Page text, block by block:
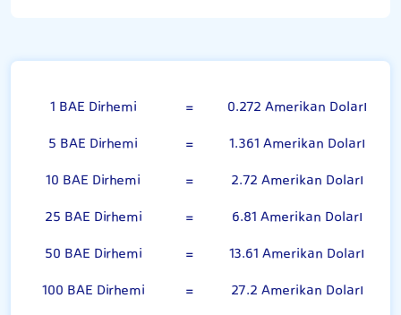
1 BAE Dirhemi =
0.272 Amerikan Doları
5 BAE Dirhemi
=
1.361 Amerikan Doları
10 BAE Dirhemi
=
2.72 Amerikan Doları
25 BAE Dirhemi
=
6.81 Amerikan Doları
50 BAE Dirhemi
=
13.61 Amerikan Doları
100 BAE Dirhemi
=
27.2 Amerikan Doları